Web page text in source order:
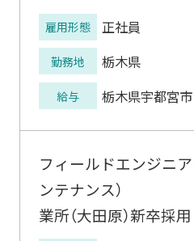
雇用形態 正社員
勤務地 栃木県
給与 栃木県宇都宮市
フィールドエンジニア
ンテナンス
業所（大田原）新卒採用